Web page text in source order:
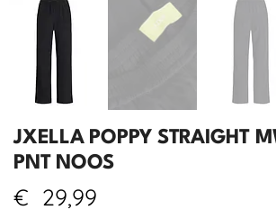
JXELLA POPPY STRAIGHT
PNT NOOS
€ 29,99